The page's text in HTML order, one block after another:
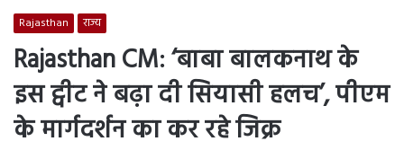
Rajasthan राज्य
Rajasthan CM: ‘बाबा बालकनाथ के
इस ट्वीट ने बढ़ा दी सियासी हलच’, पीएम
के मार्गदर्शन का कर रहे जिक्र